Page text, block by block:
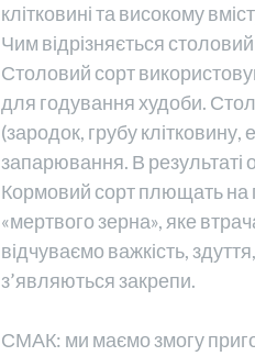
клітковині та високому
Чим відрізняється
Столовий сорт
для годування худоби.
(зародок, грубу
запарювання. В результаті
Кормовий сорт плющать на
«мертвого зерна», яке
відчуваємо важкість,
з’являються закрепи.
СМАК: ми маємо змогу